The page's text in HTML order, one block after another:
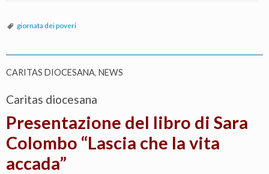
giornata dei poveri
CARITAS DIOCESANA, NEWS
Caritas diocesana
Presentazione del libro di Sara
Colombo “Lascia che la vita
accada”